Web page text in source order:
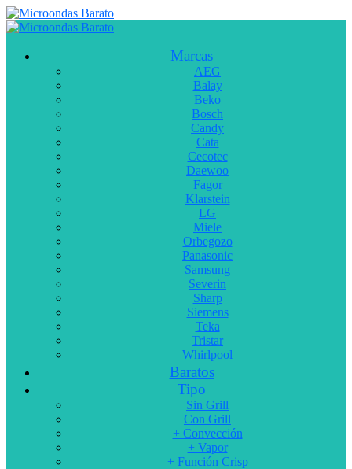
Marcas
AEG
Balay
Beko
Bosch
Candy
Cata
Cecotec
Daewoo
Fagor
Klarstein
LG
Miele
Orbegozo
Panasonic
Samsung
Severin
Sharp
Siemens
Teka
Tristar
Whirlpool
Baratos
Tipo
Sin Grill
Con Grill
+ Convección
+ Vapor
+ Función Crisp